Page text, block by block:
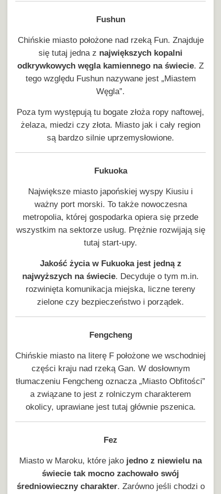
Fushun
Chińskie miasto położone nad rzeką Fun. Znajduje
się tutaj jedna z największych kopalni
odkrywkowych węgla kamiennego na świecie. Z
tego względu Fushun nazywane jest „Miastem
Węgla”.
Poza tym występują tu bogate złoża ropy naftowej,
żelaza, miedzi czy złota. Miasto jak i cały region
są bardzo silnie uprzemysłowione.
Fukuoka
Największe miasto japońskiej wyspy Kiusiu i
ważny port morski. To także nowoczesna
metropolia, której gospodarka opiera się przede
wszystkim na sektorze usług. Prężnie rozwijają się
tutaj start-upy.
Jakość życia w Fukuoka jest jedną z
najwyższych na świecie. Decyduje o tym m.in.
rozwinięta komunikacja miejska, liczne tereny
zielone czy bezpieczeństwo i porządek.
Fengcheng
Chińskie miasto na literę F położone we wschodniej
części kraju nad rzeką Gan. W dosłownym
tłumaczeniu Fengcheng oznacza „Miasto Obfitości”
a związane to jest z rolniczym charakterem
okolicy, uprawiane jest tutaj głównie pszenica.
Fez
Miasto w Maroku, które jako jedno z niewielu na
świecie tak mocno zachowało swój
średniowieczny charakter. Zarówno jeśli chodzi o